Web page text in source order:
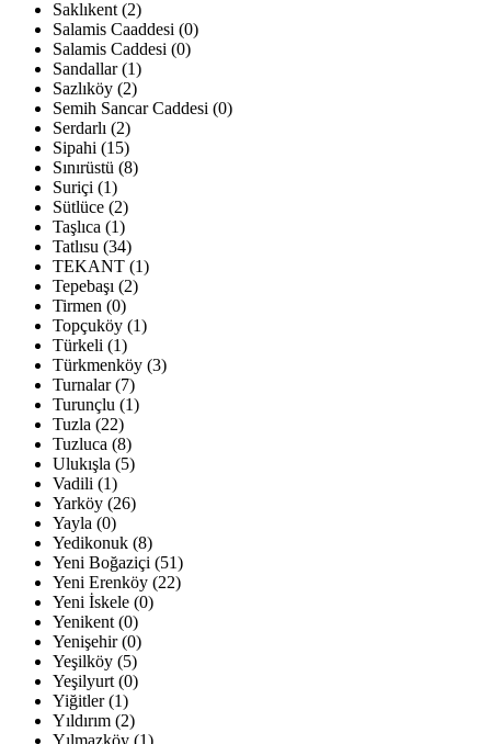
Saklıkent (2)
Salamis Caaddesi (0)
Salamis Caddesi (0)
Sandallar (1)
Sazlıköy (2)
Semih Sancar Caddesi (0)
Serdarlı (2)
Sipahi (15)
Sınırüstü (8)
Suriçi (1)
Sütlüce (2)
Taşlıca (1)
Tatlısu (34)
TEKANT (1)
Tepebaşı (2)
Tirmen (0)
Topçuköy (1)
Türkeli (1)
Türkmenköy (3)
Turnalar (7)
Turunçlu (1)
Tuzla (22)
Tuzluca (8)
Ulukışla (5)
Vadili (1)
Yarköy (26)
Yayla (0)
Yedikonuk (8)
Yeni Boğaziçi (51)
Yeni Erenköy (22)
Yeni İskele (0)
Yenikent (0)
Yenişehir (0)
Yeşilköy (5)
Yeşilyurt (0)
Yiğitler (1)
Yıldırım (2)